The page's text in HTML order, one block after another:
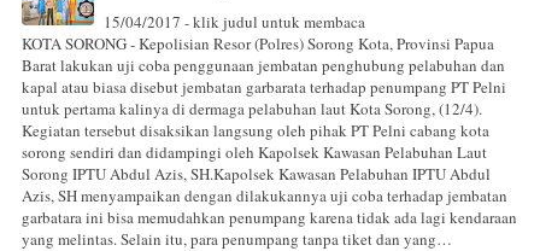
15/04/2017 - klik judul untuk membaca
KOTA SORONG - Kepolisian Resor (Polres) Sorong Kota, Provinsi Papua
Barat lakukan uji coba penggunaan jembatan penghubung pelabuhan dan
kapal atau biasa disebut jembatan garbarata terhadap penumpang PT Pelni
untuk pertama kalinya di dermaga pelabuhan laut Kota Sorong, (12/4).
Kegiatan tersebut disaksikan langsung oleh pihak PT Pelni cabang kota
sorong sendiri dan didampingi oleh Kapolsek Kawasan Pelabuhan Laut
Sorong IPTU Abdul Azis, SH.Kapolsek Kawasan Pelabuhan IPTU Abdul
Azis, SH menyampaikan dengan dilakukannya uji coba terhadap jembatan
garbatara ini bisa memudahkan penumpang karena tidak ada lagi kendaraan
yang melintas. Selain itu, para penumpang tanpa tiket dan yang…